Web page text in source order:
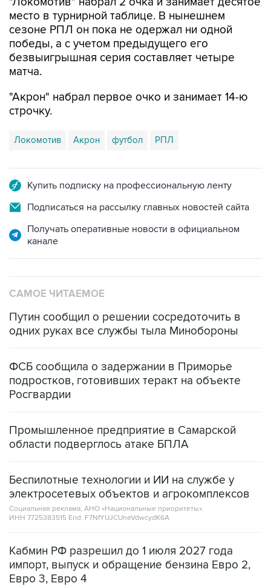
место в турнирной таблице. В нынешнем
сезоне РПЛ он пока не одержал ни одной
победы, а с учетом предыдущего его
безвыигрышная серия составляет четыре
матча.
"Акрон" набрал первое очко и занимает 14-ю
строчку.
Локомотив Акрон футбол РПЛ
Купить подписку на профессиональную ленту
Подписаться на рассылку главных новостей сайта
Получать оперативные новости в официальном
канале
САМОЕ ЧИТАЕМОЕ
Путин сообщил о решении сосредоточить в
одних руках все службы тыла Минобороны
ФСБ сообщила о задержании в Приморье
подростков, готовивших теракт на объекте
Росгвардии
Промышленное предприятие в Самарской
области подверглось атаке БПЛА
Беспилотные технологии и ИИ на службе у
электросетевых объектов и агрокомплексов
Социальная реклама, АНО «Национальные приоритеты».
ИНН 7725383515 Erid: F7NfYUJCUneVdwcydK6A
Кабмин РФ разрешил до 1 июля 2027 года
импорт, выпуск и обращение бензина Евро 2,
Евро 3, Евро 4